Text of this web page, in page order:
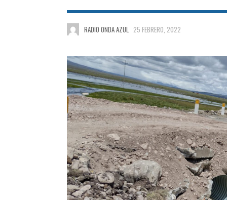
RADIO ONDA AZUL 25 FEBRERO, 2022